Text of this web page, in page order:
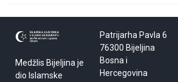
Medžlis Bijeljina je
dio Islamske
Patrijarha Pavla 6
76300 Bijeljina
Bosna i
Hercegovina